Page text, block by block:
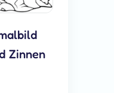
Zinnen